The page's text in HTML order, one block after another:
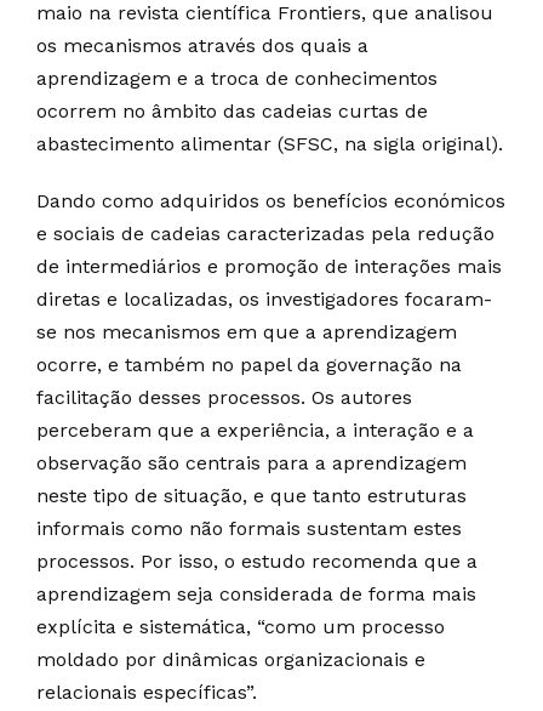
maio na revista científica Frontiers, que analisou
os mecanismos através dos quais a
aprendizagem e a troca de conhecimentos
ocorrem no âmbito das cadeias curtas de
abastecimento alimentar (SFSC, na sigla original).
Dando como adquiridos os benefícios económicos
e sociais de cadeias caracterizadas pela redução
de intermediários e promoção de interações mais
diretas e localizadas, os investigadores focaram-
se nos mecanismos em que a aprendizagem
ocorre, e também no papel da governação na
facilitação desses processos. Os autores
perceberam que a experiência, a interação e a
observação são centrais para a aprendizagem
neste tipo de situação, e que tanto estruturas
informais como não formais sustentam estes
processos. Por isso, o estudo recomenda que a
aprendizagem seja considerada de forma mais
explícita e sistemática, “como um processo
moldado por dinâmicas organizacionais e
relacionais específicas”.